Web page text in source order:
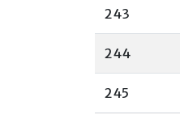
243
244
245